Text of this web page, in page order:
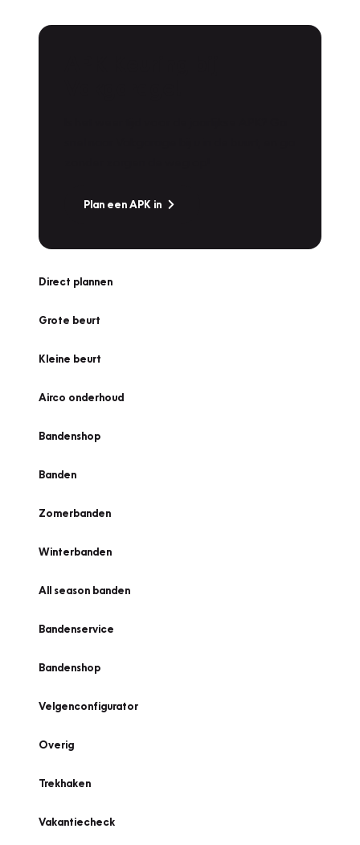
Plan een APK in
Direct plannen
Grote beurt
Kleine beurt
Airco onderhoud
Bandenshop
Banden
Zomerbanden
Winterbanden
All season banden
Bandenservice
Bandenshop
Velgenconfigurator
Overig
Trekhaken
Vakantiecheck